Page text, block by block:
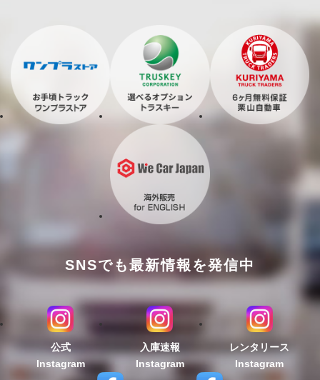
SNSでも最新情報を発信中
公式
Instagram
入庫速報
Instagram
レンタリース
Instagram